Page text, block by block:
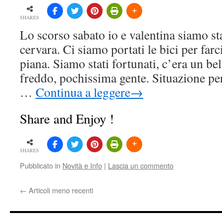
SHARES
Lo scorso sabato io e valentina siamo
cervara. Ci siamo portati le bici per
piana. Siamo stati fortunati, c’era un
freddo, pochissima gente. Situazione
… Continua a leggere→
Share and Enjoy !
SHARES
Pubblicato in Novità e Info | Lascia un commento
← Articoli meno recenti